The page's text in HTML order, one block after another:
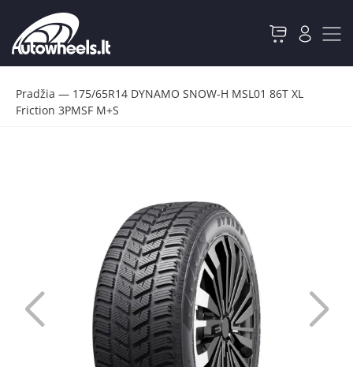
Pradžia — 175/65R14 DYNAMO SNOW-H MSL01 86T XL
Friction 3PMSF M+S